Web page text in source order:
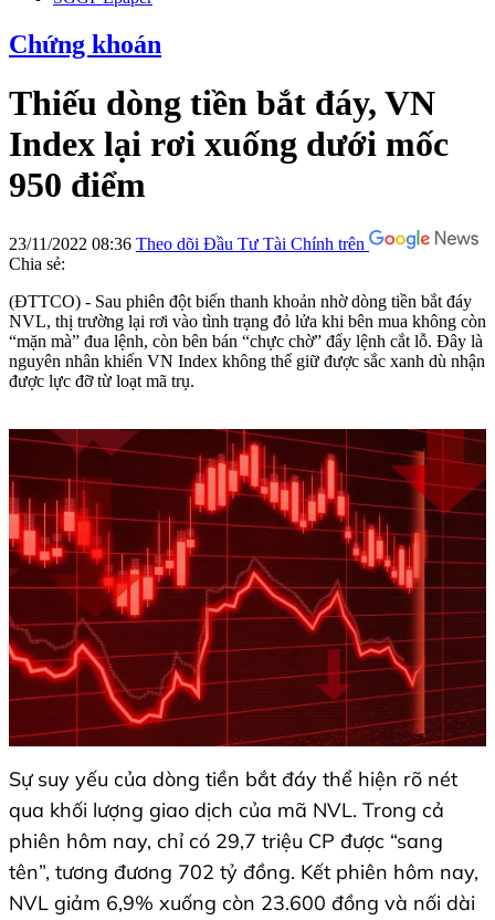
Chứng khoán
Thiếu dòng tiền bắt đáy, VN
Index lại rơi xuống dưới mốc
950 điểm
23/11/2022 08:36 Theo dõi Đầu Tư Tài Chính trên
Chia sẻ:
(ĐTTCO) - Sau phiên đột biến thanh khoản nhờ dòng tiền bắt đáy
NVL, thị trường lại rơi vào tình trạng đỏ lửa khi bên mua không còn
“mặn mà” đua lệnh, còn bên bán “chực chờ” đẩy lệnh cắt lỗ. Đây là
nguyên nhân khiến VN Index không thể giữ được sắc xanh dù nhận
được lực đỡ từ loạt mã trụ.
Sự suy yếu của dòng tiền bắt đáy thể hiện rõ nét
qua khối lượng giao dịch của mã NVL. Trong cả
phiên hôm nay, chỉ có 29,7 triệu CP được “sang
tên”, tương đương 702 tỷ đồng. Kết phiên hôm nay,
NVL giảm 6,9% xuống còn 23.600 đồng và nối dài